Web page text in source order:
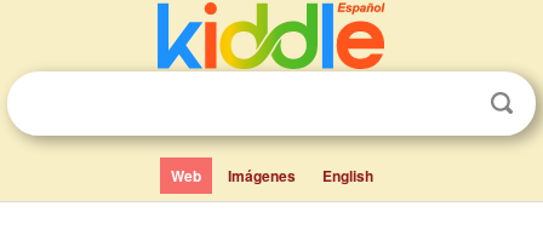
Web Imágenes English